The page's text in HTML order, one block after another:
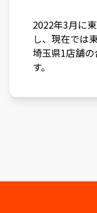
2022年3月に
し、現在では
埼玉県1店舗
す。